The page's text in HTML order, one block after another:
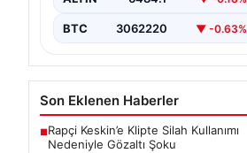
Etimesgut Belediyesi’nde
yeni ve çarpıcı iddialarla gündeme
BTC 3062220 ▼ -0.63%
Son Eklenen Haberler
■Rapçi Keskin’e Klipte Silah Kullanımı
Nedeniyle Gözaltı Şoku